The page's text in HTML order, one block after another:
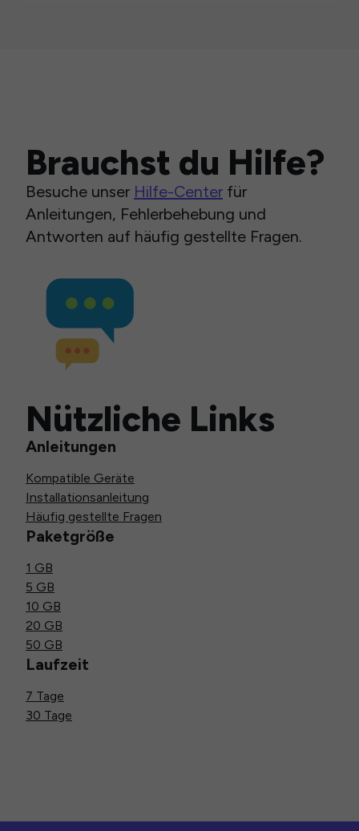
Brauchst du Hilfe?
Besuche unser Hilfe-Center für
Anleitungen, Fehlerbehebung und
Antworten auf häufig gestellte Fragen.
Nützliche Links
Anleitungen
Kompatible Geräte
Installationsanleitung
Häufig gestellte Fragen
Paketgröße
1 GB
5 GB
10 GB
20 GB
50 GB
Laufzeit
7 Tage
30 Tage